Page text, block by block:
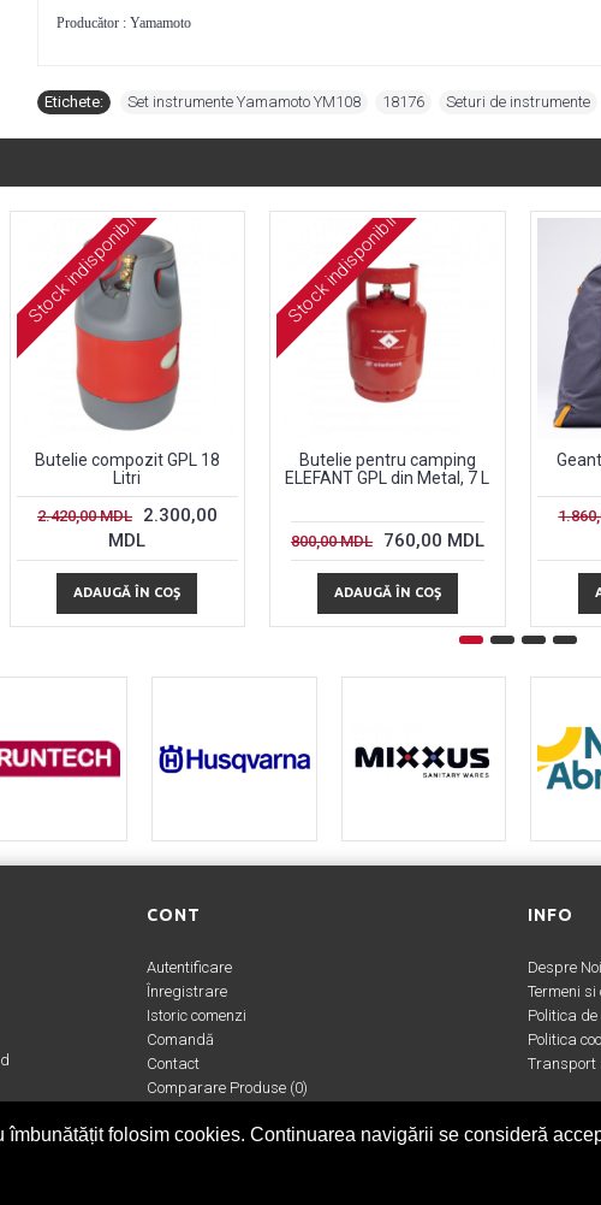
îmbunătățit folosim cookies. Continuarea navigării se consideră
Producător : Yamamoto
Etichete: Set instrumente Yamamoto YM108 18176 Seturi de instrumente
Stock indisponibil
Butelie compozit GPL 18
Litri
2.420,00 MDL
2.300,00
MDL
ADAUGĂ ÎN COŞ
Stock indisponibil
Butelie pentru camping
ELEFANT GPL din Metal, 7 L
800,00 MDL 760,00 MDL
ADAUGĂ ÎN COŞ
CONT
Autentificare
Înregistrare
Istoric comenzi
Comandă
Contact
Comparare Produse (0)
INFO
Despre Noi
Termeni si
Politica
Politica
Transport